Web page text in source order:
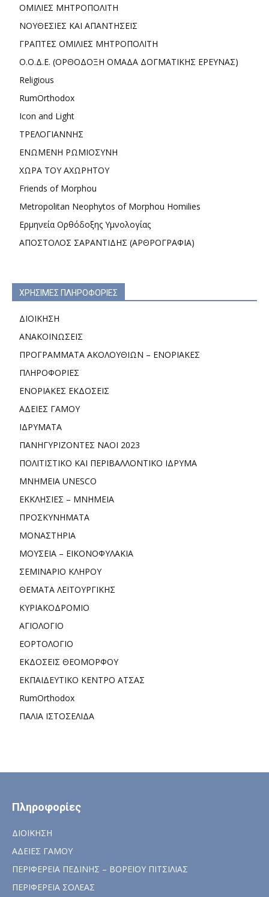
ΟΜΙΛΙΕΣ ΜΗΤΡΟΠΟΛΙΤΗ
ΝΟΥΘΕΣΙΕΣ ΚΑΙ ΑΠΑΝΤΗΣΕΙΣ
ΓΡΑΠΤΕΣ ΟΜΙΛΙΕΣ ΜΗΤΡΟΠΟΛΙΤΗ
Ο.Ο.Δ.Ε. (ΟΡΘΟΔΟΞΗ ΟΜΑΔΑ ΔΟΓΜΑΤΙΚΗΣ ΕΡΕΥΝΑΣ)
Religious
RumOrthodox
Icon and Light
ΤΡΕΛΟΓΙΑΝΝΗΣ
ΕΝΩΜΕΝΗ ΡΩΜΙΟΣΥΝΗ
ΧΩΡΑ ΤΟΥ ΑΧΩΡΗΤΟΥ
Friends of Morphou
Metropolitan Neophytos of Morphou Homilies
Ερμηνεία Ορθόδοξης Υμνολογίας
ΑΠΟΣΤΟΛΟΣ ΣΑΡΑΝΤΙΔΗΣ (ΑΡΘΡΟΓΡΑΦΙΑ)
ΧΡΗΣΙΜΕΣ ΠΛΗΡΟΦΟΡΙΕΣ
ΔΙΟΙΚΗΣΗ
ΑΝΑΚΟΙΝΩΣΕΙΣ
ΠΡΟΓΡΑΜΜΑΤΑ ΑΚΟΛΟΥΘΙΩΝ – ΕΝΟΡΙΑΚΕΣ
ΠΛΗΡΟΦΟΡΙΕΣ
ΕΝΟΡΙΑΚΕΣ ΕΚΔΟΣΕΙΣ
ΑΔΕΙΕΣ ΓΑΜΟΥ
ΙΔΡΥΜΑΤΑ
ΠΑΝΗΓΥΡΙΖΟΝΤΕΣ ΝΑΟΙ 2023
ΠΟΛΙΤΙΣΤΙΚΟ ΚΑΙ ΠΕΡΙΒΑΛΛΟΝΤΙΚΟ ΙΔΡΥΜΑ
ΜΝΗΜΕΙΑ UNESCO
ΕΚΚΛΗΣΙΕΣ – ΜΝΗΜΕΙΑ
ΠΡΟΣΚΥΝΗΜΑΤΑ
ΜΟΝΑΣΤΗΡΙΑ
ΜΟΥΣΕΙΑ – ΕΙΚΟΝΟΦΥΛΑΚΙΑ
ΣΕΜΙΝΑΡΙΟ ΚΛΗΡΟΥ
ΘΕΜΑΤΑ ΛΕΙΤΟΥΡΓΙΚΗΣ
ΚΥΡΙΑΚΟΔΡΟΜΙΟ
ΑΓΙΟΛΟΓΙΟ
ΕΟΡΤΟΛΟΓΙΟ
ΕΚΔΟΣΕΙΣ ΘΕΟΜΟΡΦΟΥ
ΕΚΠΑΙΔΕΥΤΙΚΟ ΚΕΝΤΡΟ ΑΤΣΑΣ
RumOrthodox
ΠΑΛΙΑ ΙΣΤΟΣΕΛΙΔΑ
Πληροφορίες
ΔΙΟΙΚΗΣΗ
ΑΔΕΙΕΣ ΓΑΜΟΥ
ΠΕΡΙΦΕΡΕΙΑ ΠΕΔΙΝΗΣ – ΒΟΡΕΙΟΥ ΠΙΤΣΙΛΙΑΣ
ΠΕΡΙΦΕΡΕΙΑ ΣΟΛΕΑΣ